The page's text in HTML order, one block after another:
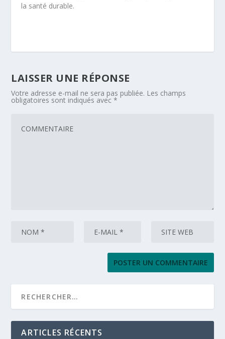
la santé durable.
LAISSER UNE RÉPONSE
Votre adresse e-mail ne sera pas publiée. Les champs
obligatoires sont indiqués avec*
ARTICLES RÉCENTS